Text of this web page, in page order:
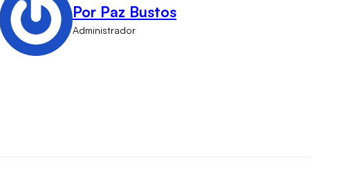
Por Paz Bustos
Administrador